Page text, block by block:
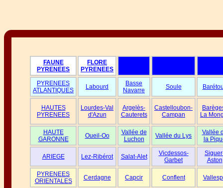
FAUNE
PYRENEES
FLORE
PYRENEES
PYRENEES
ATLANTIQUES
Labourd
Basse
Navarre
Soule
HAUTES
PYRENEES
Lourdes-Val
d'Azun
Argelès-
Cauterets
Castelloubon-
Campan
La
HAUTE
GARONNE
Oueil-Oo
Vallée de
Luchon
Vallée du Lys
Vallée
la
ARIEGE Lez-Ribérot Salat-Alet
Vicdessos-
Garbet
Aston
PYRENEES
ORIENTALES
Cerdagne Capcir Conflent